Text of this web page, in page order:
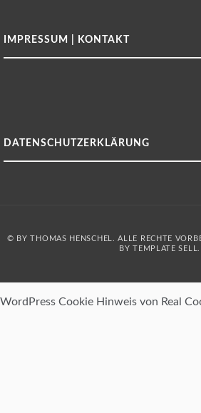
IMPRESSUM | KONTAKT
DATENSCHUTZERKLÄRUNG
© BY THOMAS HENSCHEL. ALLE RECHTE
BYTEMPLATE SELL
WordPress Cookie Hinweis von Real